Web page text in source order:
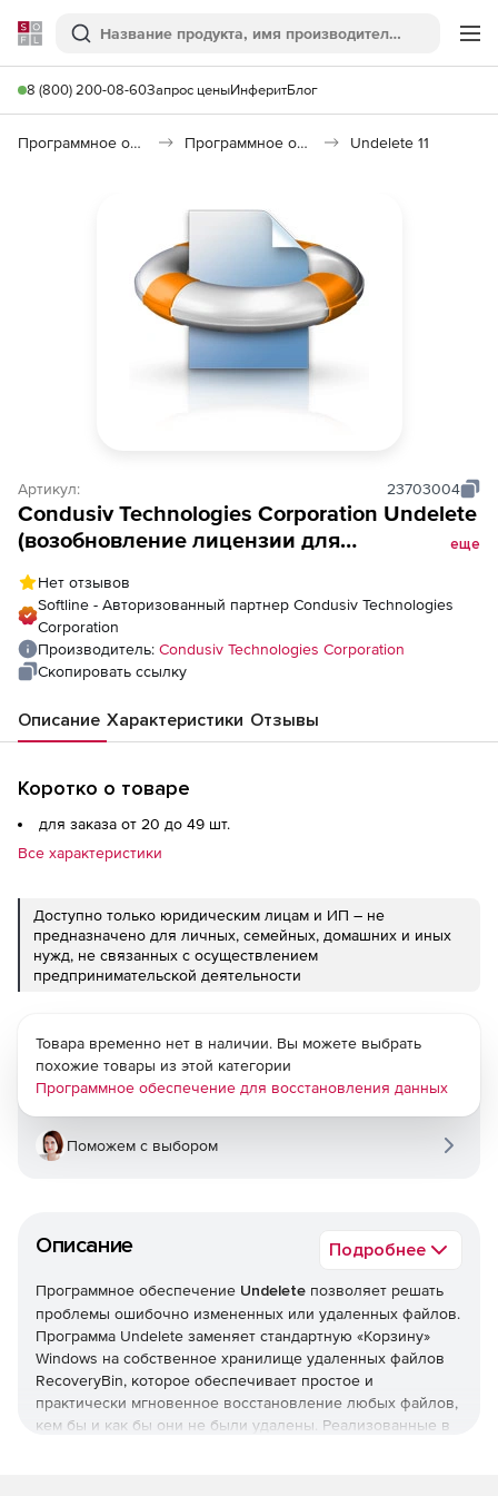
Softline
Поиск
8 (800) 200-08-60Запрос ценыИнферитБлог
Программное обеспечение для работы с файлами и дисками Программное обеспечение для восстановления данных Undelete 11
Артикул: 23703004
Condusiv Technologies Corporation Undelete
(возобновление лицензии для
Server. Количество лицензий
еще
Нет отзывов
Softline - Авторизованный партнер Condusiv Technologies
Corporation
Производитель: Condusiv Technologies Corporation
Скопировать ссылку
Описание Характеристики Отзывы
Коротко о товаре
для заказа от 20 до 49 шт.
Все характеристики
Доступно только юридическим лицам и ИП – не
предназначено для личных, семейных, домашних и иных
нужд, не связанных с осуществлением
предпринимательской деятельности
Описание Подробнее
Программное обеспечение Undelete позволяет решать
проблемы ошибочно измененных или удаленных файлов.
Программа Undelete заменяет стандартную «Корзину»
Windows на собственное хранилище удаленных файлов
RecoveryBin, которое обеспечивает простое и
практически мгновенное восстановление любых файлов,
кем бы и как бы они не были удалены. Реализованные в
Товара временно нет в наличии. Вы можете выбрать
похожие товары из этой категории
Программное обеспечение для восстановления данных
Поможем с выбором